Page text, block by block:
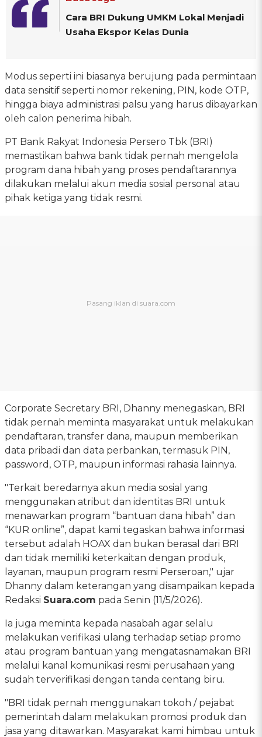
Cara BRI Dukung UMKM Lokal Menjadi
Usaha Ekspor Kelas Dunia
Modus seperti ini biasanya berujung pada permintaan
data sensitif seperti nomor rekening, PIN, kode OTP,
hingga biaya administrasi palsu yang harus dibayarkan
oleh calon penerima hibah.
PT Bank Rakyat Indonesia Persero Tbk (BRI)
memastikan bahwa bank tidak pernah mengelola
program dana hibah yang proses pendaftarannya
dilakukan melalui akun media sosial personal atau
pihak ketiga yang tidak resmi.
Corporate Secretary BRI, Dhanny menegaskan, BRI
tidak pernah meminta masyarakat untuk melakukan
pendaftaran, transfer dana, maupun memberikan
data pribadi dan data perbankan, termasuk PIN,
password, OTP, maupun informasi rahasia lainnya.
"Terkait beredarnya akun media sosial yang
menggunakan atribut dan identitas BRI untuk
menawarkan program “bantuan dana hibah” dan
“KUR online”, dapat kami tegaskan bahwa informasi
tersebut adalah HOAX dan bukan berasal dari BRI
dan tidak memiliki keterkaitan dengan produk,
layanan, maupun program resmi Perseroan," ujar
Dhanny dalam keterangan yang disampaikan kepada
Redaksi Suara.com pada Senin (11/5/2026).
Ia juga meminta kepada nasabah agar selalu
melakukan verifikasi ulang terhadap setiap promo
atau program bantuan yang mengatasnamakan BRI
melalui kanal komunikasi resmi perusahaan yang
sudah terverifikasi dengan tanda centang biru.
"BRI tidak pernah menggunakan tokoh / pejabat
pemerintah dalam melakukan promosi produk dan
jasa yang ditawarkan. Masyarakat kami himbau untuk